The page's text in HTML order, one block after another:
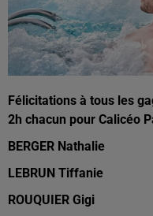
Félicitations à tous les
2h chacun pour Calicéo
BERGER Nathalie
LEBRUN Tiffanie
ROUQUIER Gigi